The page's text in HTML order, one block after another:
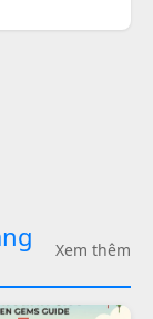
Xem thêm